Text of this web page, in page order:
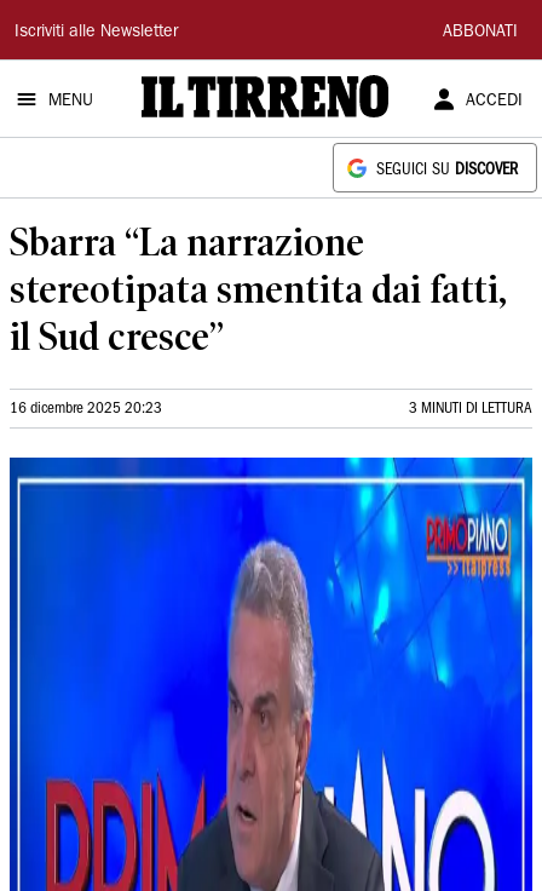
Il
Tirreno
Iscriviti alle Newsletter ABBONATI
MENU ACCEDI
SEGUICI SU DISCOVER
Sbarra “La narrazione
stereotipata smentita dai fatti,
il Sud cresce”
16 dicembre 2025 20:23 3 MINUTI DI LETTURA